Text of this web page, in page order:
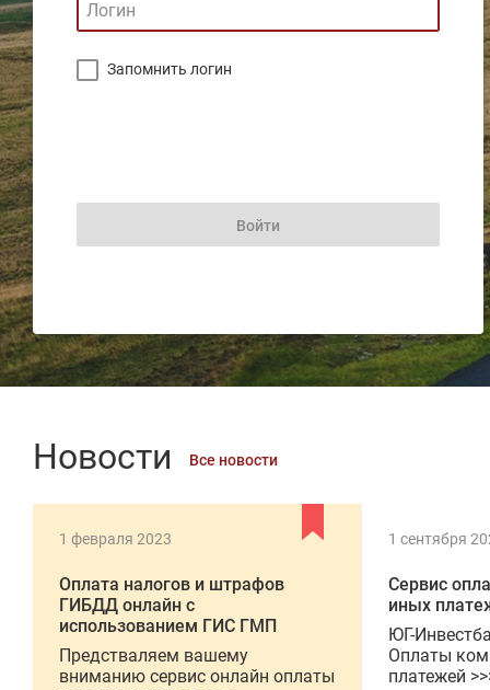
Запомнить логин
Новости Все новости
1 февраля 2023
Оплата налогов и штрафов
ГИБДД онлайн с
использованием ГИС ГМП
Предстваляем вашему
вниманию сервис онлайн оплаты
1 сентября
Сервис
иных
ЮГ-
Оплаты
платежей